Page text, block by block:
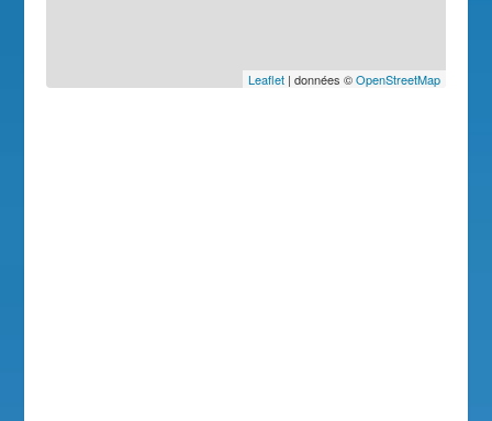
Leaflet| données ©OpenStreetMap